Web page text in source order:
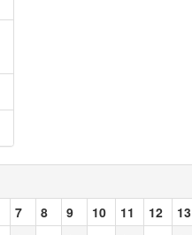
7 8 9 10 11 12 13